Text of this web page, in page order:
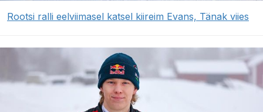
Rootsi ralli eelviimasel katsel kiireim Evans, Tänak viies